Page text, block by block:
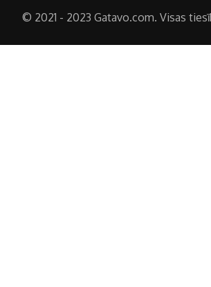
© 2021 - 2023 Gatavo.com. Visas